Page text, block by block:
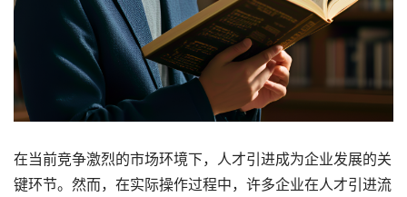
在当前竞争激烈的市场环境下，人才引进成为企业发展的关
键环节。然而，在实际操作过程中，许多企业在人才引进流